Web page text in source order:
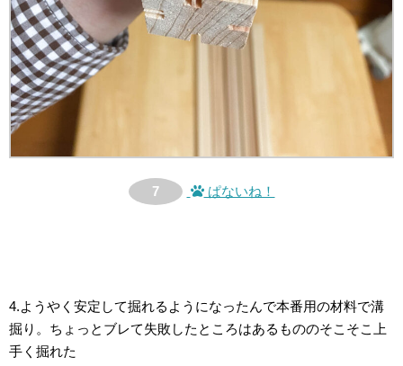
7 ぱないね！
4.ようやく安定して掘れるようになったんで本番用の材料で溝
掘り。ちょっとブレて失敗したところはあるもののそこそこ上
手く掘れた